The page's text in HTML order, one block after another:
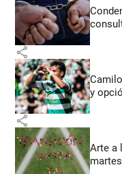
share
y
share
Arte a